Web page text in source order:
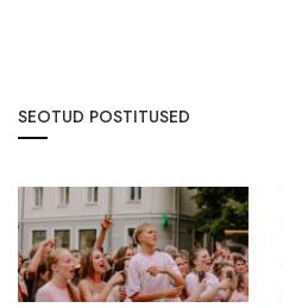
SEOTUD POSTITUSED